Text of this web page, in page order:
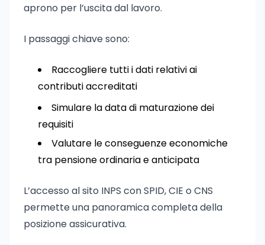
aprono per l’uscita dal lavoro.
I passaggi chiave sono:
Raccogliere tutti i dati relativi ai
contributi accreditati
Simulare la data di maturazione dei
requisiti
Valutare le conseguenze economiche
tra pensione ordinaria e anticipata
L’accesso al sito INPS con SPID, CIE o CNS
permette una panoramica completa della
posizione assicurativa.